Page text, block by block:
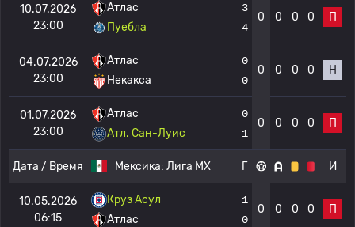
10.07.2026
23:00
Атлас
Пуебла
3
4
0 0 0 0 П
04.07.2026
23:00
Атлас
Некакса
0
0
0 0 0 0 Н
01.07.2026
23:00
Атлас
Атл. Сан-Луис
0
1
0 0 0 0 П
Дата / Время Мексика: Лига МХ Г И
10.05.2026
06:15
Круз Асул
Атлас
1
0
0 0 0 0 П